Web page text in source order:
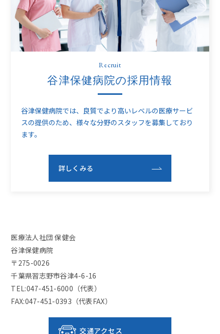
Recruit
谷津保健病院の採用情報
谷津保健病院では、良質でより高いレベルの医療サービ
スの提供のため、 様々な分野のスタッフを募集しており
ます。
詳しくみる
医療法人社団 保健会
谷津保健病院
〒275-0026
千葉県習志野市谷津4-6-16
TEL:047-451-6000（代表）
FAX:047-451-0393（代表FAX）
交通アクセス